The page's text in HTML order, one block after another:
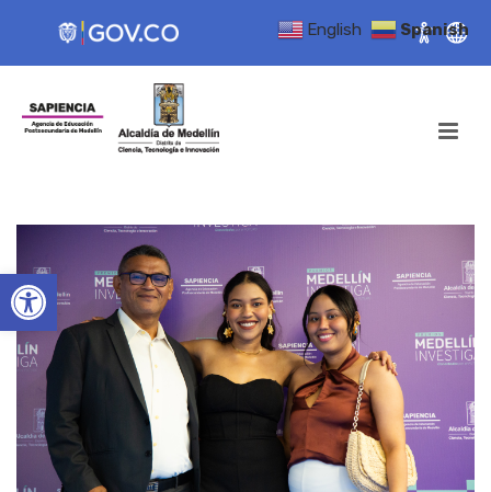
Open toolbar
English Spanish